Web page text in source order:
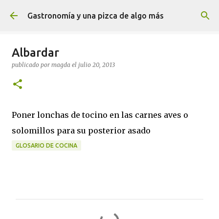
Ir al contenido principal
Gastronomía y una pizca de algo más
Albardar
publicado por magda el julio 20, 2013
Poner lonchas de tocino en las carnes aves o
solomillos para su posterior asado
GLOSARIO DE COCINA